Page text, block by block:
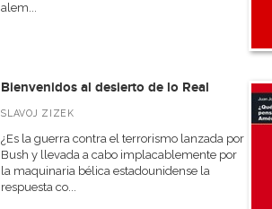
alem...
Bienvenidos al desierto de lo Real
SLAVOJ ZIZEK
¿Es la guerra contra el terrorismo lanzada por
Bush y llevada a cabo implacablemente por
la maquinaria bélica estadounidense la
respuesta co...